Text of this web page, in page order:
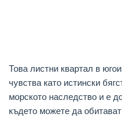
Това листни квартал в
чувства като истински
морското наследство и е
където можете да